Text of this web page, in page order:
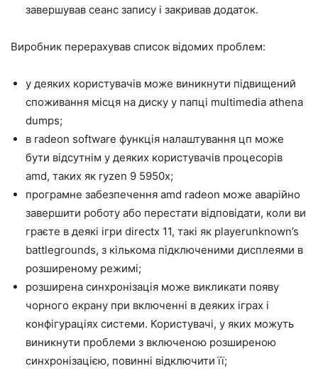
завершував сеанс запису і закривав додаток.
Виробник перерахував список відомих проблем:
у деяких користувачів може виникнути підвищений
споживання місця на диску у папці multimedia athena
dumps;
в radeon software функція налаштування цп може
бути відсутнім у деяких користувачів процесорів
amd, таких як ryzen 9 5950x;
програмне забезпечення amd radeon може аварійно
завершити роботу або перестати відповідати, коли ви
граєте в деякі ігри directx 11, такі як playerunknown’s
battlegrounds, з кількома підключеними дисплеями в
розширеному режимі;
розширена синхронізація може викликати появу
чорного екрану при включенні в деяких іграх і
конфігураціях системи. Користувачі, у яких можуть
виникнути проблеми з включеною розширеною
синхронізацією, повинні відключити її;